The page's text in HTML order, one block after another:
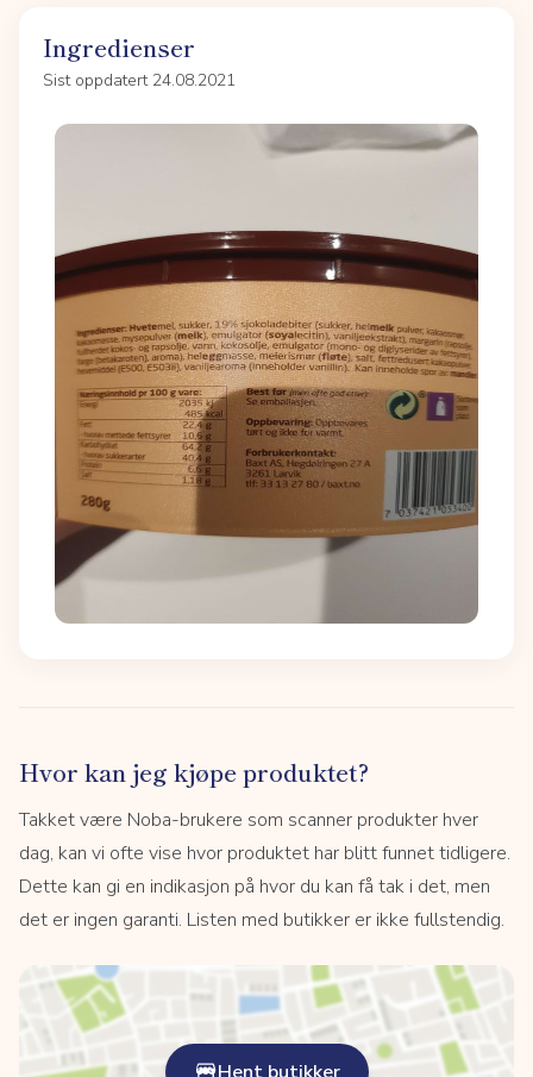
Ingredienser
Sist oppdatert 24.08.2021
Hvor kan jeg kjøpe produktet?
Takket være Noba-brukere som scanner produkter hver
dag, kan vi ofte vise hvor produktet har blitt funnet tidligere.
Dette kan gi en indikasjon på hvor du kan få tak i det, men
det er ingen garanti. Listen med butikker er ikke fullstendig.